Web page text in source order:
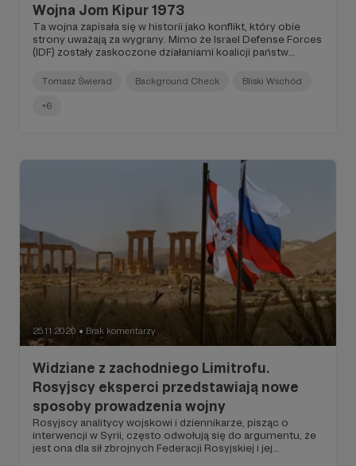
Wojna Jom Kipur 1973
Ta wojna zapisała się w historii jako konflikt, który obie
strony uważają za wygrany. Mimo że Israel Defense Forces
(IDF) zostały zaskoczone działaniami koalicji państw
nie bez zaciekłego oporu, uległa Izraelowi.
Tomasz Świerad Background Check Bliski Wschód
+6
25.11.2020 ● Brak komentarzy
Widziane z zachodniego Limitrofu.
Rosyjscy eksperci przedstawiają nowe
sposoby prowadzenia wojny
Rosyjscy analitycy wojskowi i dziennikarze, pisząc o
interwencji w Syrii, często odwołują się do argumentu, że
jest ona dla sił zbrojnych Federacji Rosyjskiej i jej